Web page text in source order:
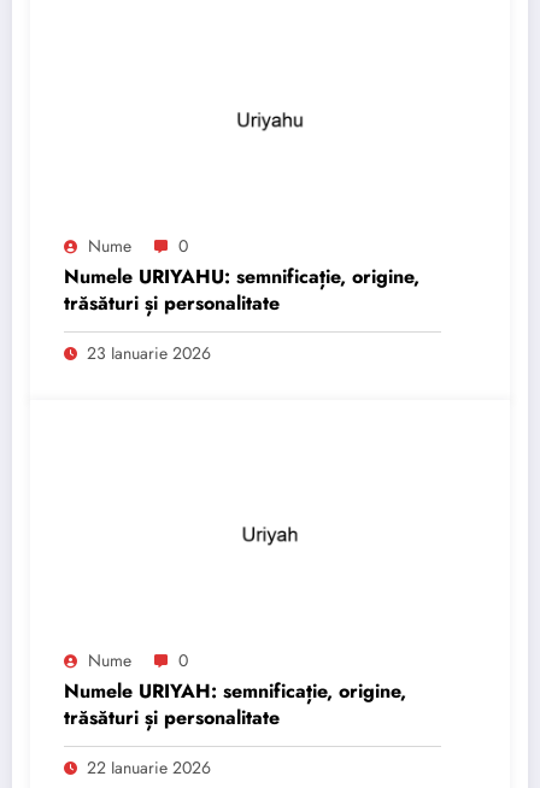
Nume 0
Numele URIYAHU: semnificație, origine,
trăsături și personalitate
23 Ianuarie 2026
Nume 0
Numele URIYAH: semnificație, origine,
trăsături și personalitate
22 Ianuarie 2026